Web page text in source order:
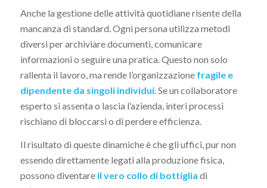
Anche la gestione delle attività quotidiane risente della
mancanza di standard. Ogni persona utilizza metodi
diversi per archiviare documenti, comunicare
informazioni o seguire una pratica. Questo non solo
rallenta il lavoro, ma rende l’organizzazione fragile e
dipendente da singoli individui. Se un collaboratore
esperto si assenta o lascia l’azienda, interi processi
rischiano di bloccarsi o di perdere efficienza.
Il risultato di queste dinamiche è che gli uffici, pur non
essendo direttamente legati alla produzione fisica,
possono diventare il vero collo di bottiglia di